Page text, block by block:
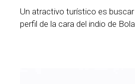
Un atractivo turístico es
perfil de la cara del indio de